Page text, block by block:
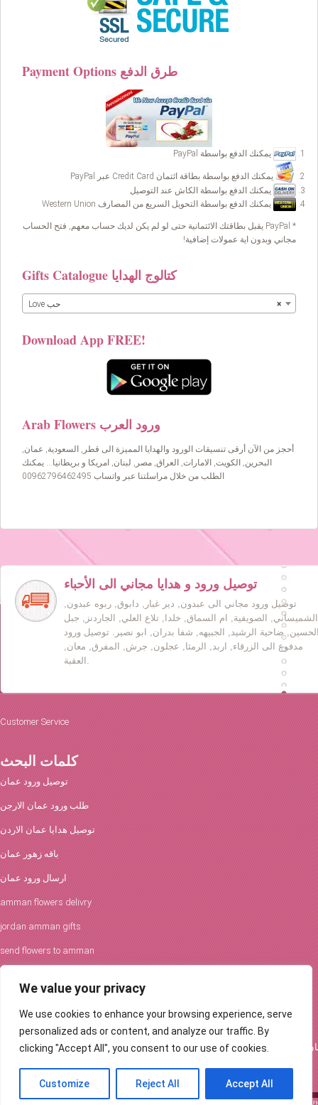
We value your privacy
We use cookies to enhance your browsing experience, serve
personalized ads or content, and analyze our traffic. By
clicking "Accept All", you consent to our use of cookies.
Customize Reject All Accept All
Payment Options طرق الدفع
يمكنك الدفع بواسطة PayPal
يمكنك الدفع بواسطة بطاقة ائتمان Credit Card عبر PayPal
يمكنك الدفع بواسطة الكاش عند التوصيل
يمكنك الدفع بواسطة التحويل السريع من المصارف Western Union
* PayPal يقبل بطاقتك الائتمانية حتى لو لم يكن لديك حساب معهم, فتح الحساب
مجاني وبدون اية عمولات إضافية!
Gifts Catalogue كتالوج الهدايا
× Love حب
Download App FREE!
Arab Flowers ورود العرب
أحجز من الآن أرقى تنسيقات الورود والهدايا المميزة الى قطر, السعودية, عمان,
البحرين, الكويت, الامارات, العراق, مصر, لبنان, امريكا و بريطانيا… يمكنك
الطلب من خلال مراسلتنا عبر واتساب 00962796462495
توصيل ورود و هدايا مجاني الى الأحباء
توصيل ورود مجاني الى عبدون, دير غبار, دابوق, ربوه عبدون,
الشميساني, الصويفية, ام السماق, خلدا, تلاع العلي, الجاردنز, جبل
ضاحية الرشيد, الجبيهه, شفا بدران, ابو نصير. توصيل ورود
مدفوع الى الزرقاء, اربد, الرمثا, عجلون, جرش, المفرق, معان,
العقبة.
Customer Service
كلمات البحث
توصيل ورود عمان
طلب ورود عمان الارجن
توصيل هدايا عمان الاردن
باقه زهور عمان
ارسال ورود عمان
amman flowers delivry
jordan amman gifts
send flowers to amman
افكار الورود والحفلات
توصيل ورود عمان
Flowers Delivery in Amman
Send a beautiful flower bouquet to your loved ones in Amman, Jordan ... Order